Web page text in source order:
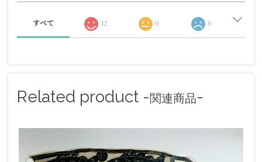
すべて 12 0 0
Related product -関連商品-